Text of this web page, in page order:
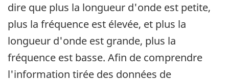
dire que plus la longueur d'onde est petite,
plus la fréquence est élevée, et plus la
longueur d'onde est grande, plus la
fréquence est basse. Afin de comprendre
l'information tirée des données de